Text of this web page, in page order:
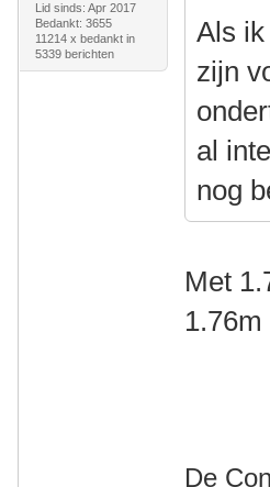
Lid sinds: Apr 2017
Bedankt: 3655
11214 x bedankt in
5339 berichten
Als
zijn
al
nog
Met
De